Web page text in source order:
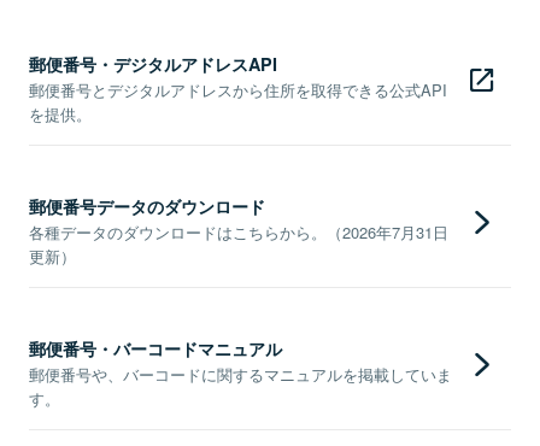
郵便番号・デジタルアドレスAPI
郵便番号とデジタルアドレスから住所を取得できる公式API
を提供。
郵便番号データのダウンロード
各種データのダウンロードはこちらから。（2026年7月31日
更新）
郵便番号・バーコードマニュアル
郵便番号や、バーコードに関するマニュアルを掲載していま
す。